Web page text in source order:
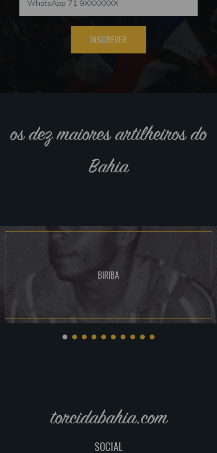
INSCREVER
os dez maiores artilheiros do
Bahia
BIRIBA
torcidabahia.com
SOCIAL